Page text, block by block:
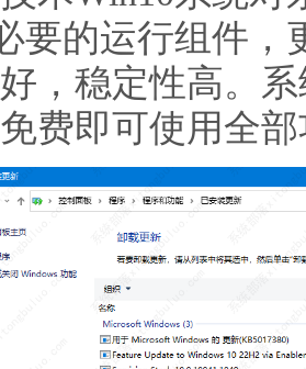
要的运行组件
，稳定性高。
费即可使用全